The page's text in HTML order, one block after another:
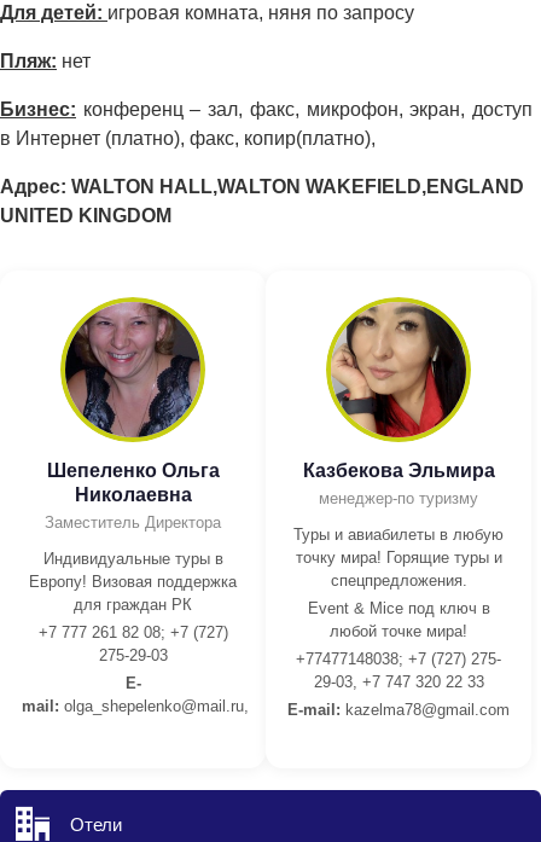
Для детей: игровая комната, няня по запросу
Пляж: нет
Бизнес: конференц – зал, факс, микрофон, экран, доступ
в Интернет (платно), факс, копир(платно),
Адрес: WALTON HALL,WALTON WAKEFIELD,ENGLAND
UNITED KINGDOM
Шепеленко Ольга
Николаевна
Заместитель Директора
Индивидуальные туры в
Европу! Визовая поддержка
для граждан РК
+7 777 261 82 08; +7 (727)
275-29-03
E-
mail: olga_shepelenko@mail.ru,
Казбекова Эльмира
менеджер-по туризму
Туры и авиабилеты в любую
точку мира! Горящие туры и
спецпредложения.
Event & Mice под ключ в
любой точке мира!
+77477148038; +7 (727) 275-
29-03, +7 747 320 22 33
E-mail: kazelma78@gmail.com
Отели